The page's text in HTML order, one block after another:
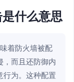
什么意思
着防火墙被配
，而且还防御内
行为。这种配置